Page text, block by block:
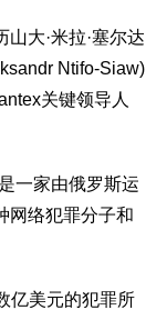
大·米拉·塞尔达
Ntifo-Siaw)
关键领导人
一家由俄罗斯运
网络犯罪分子和
亿美元的犯罪所